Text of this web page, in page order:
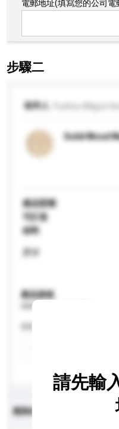
電郵地址(填寫您的公司電
步驟二
收件人
Solid Wood
產品型號
可訂造
材料
產品規格
查詢內容
請先輸